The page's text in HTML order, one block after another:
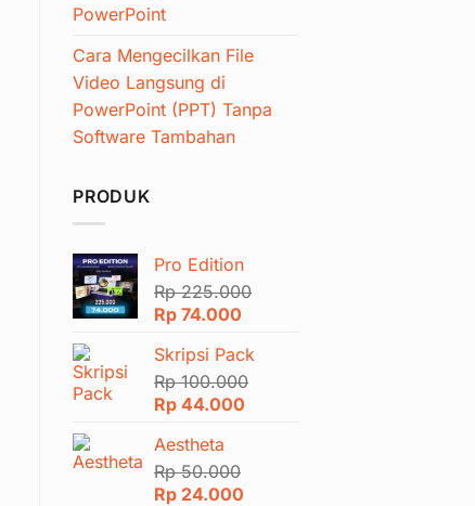
PowerPoint
Cara Mengecilkan File
Video Langsung di
PowerPoint (PPT) Tanpa
Software Tambahan
PRODUK
Pro Edition
Rp225.000
Harga
adalah:
Rp 225.000.
Rp 74.000
ini
adalah:
Rp 74.000.
Skripsi Pack
Rp100.000
Harga
adalah:
Rp 100.000.
Rp 44.000
Aestheta
Rp50.000
Harga
Rp 24.000